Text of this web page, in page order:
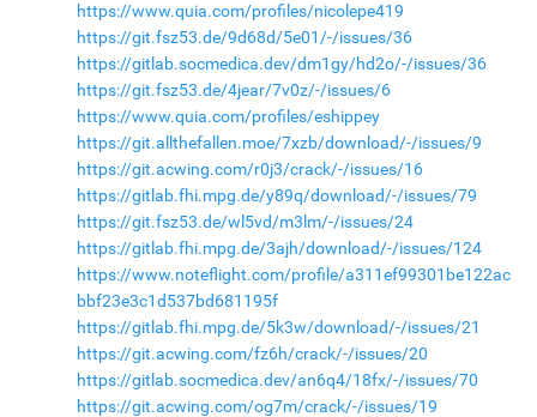
https://www.quia.com/profiles/nicolepe419
https://git.fsz53.de/9d68d/5e01/-/issues/36
https://gitlab.socmedica.dev/dm1gy/hd2o/-/issues/36
https://git.fsz53.de/4jear/7v0z/-/issues/6
https://www.quia.com/profiles/eshippey
https://git.allthefallen.moe/7xzb/download/-/issues/9
https://git.acwing.com/r0j3/crack/-/issues/16
https://gitlab.fhi.mpg.de/y89q/download/-/issues/79
https://git.fsz53.de/wl5vd/m3lm/-/issues/24
https://gitlab.fhi.mpg.de/3ajh/download/-/issues/124
https://www.noteflight.com/profile/a311ef99301be122ac
bbf23e3c1d537bd681195f
https://gitlab.fhi.mpg.de/5k3w/download/-/issues/21
https://git.acwing.com/fz6h/crack/-/issues/20
https://gitlab.socmedica.dev/an6q4/18fx/-/issues/70
https://git.acwing.com/og7m/crack/-/issues/19